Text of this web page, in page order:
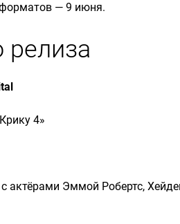
— 9 июня.
релиза
4»
актёрами Эммой Робертс,